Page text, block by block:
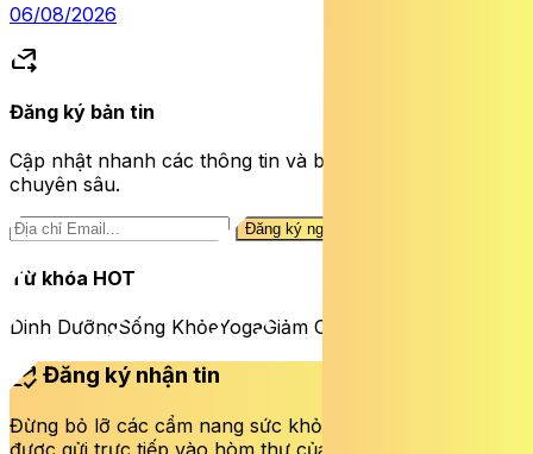
06/08/2026
forward_to_inbox
Đăng ký bản tin
Cập nhật nhanh các thông tin và bài viết sức khỏe
chuyên sâu.
Đăng ký ngay
Từ khóa HOT
Dinh DưỡngSống KhỏeYogaGiảm Cân
mark_email_read Đăng ký nhận tin
Đừng bỏ lỡ các cẩm nang sức khỏe và bài viết mới nhất
được gửi trực tiếp vào hòm thư của bạn mỗi tuần.